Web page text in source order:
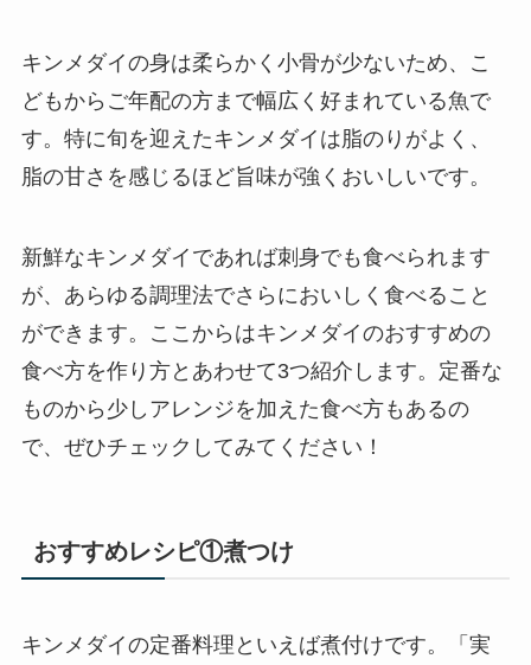
キンメダイの身は柔らかく小骨が少ないため、こ
どもからご年配の方まで幅広く好まれている魚で
す。特に旬を迎えたキンメダイは脂のりがよく、
脂の甘さを感じるほど旨味が強くおいしいです。
新鮮なキンメダイであれば刺身でも食べられます
が、あらゆる調理法でさらにおいしく食べること
ができます。ここからはキンメダイのおすすめの
食べ方を作り方とあわせて3つ紹介します。定番な
ものから少しアレンジを加えた食べ方もあるの
で、ぜひチェックしてみてください！
おすすめレシピ①煮つけ
キンメダイの定番料理といえば煮付けです。「実